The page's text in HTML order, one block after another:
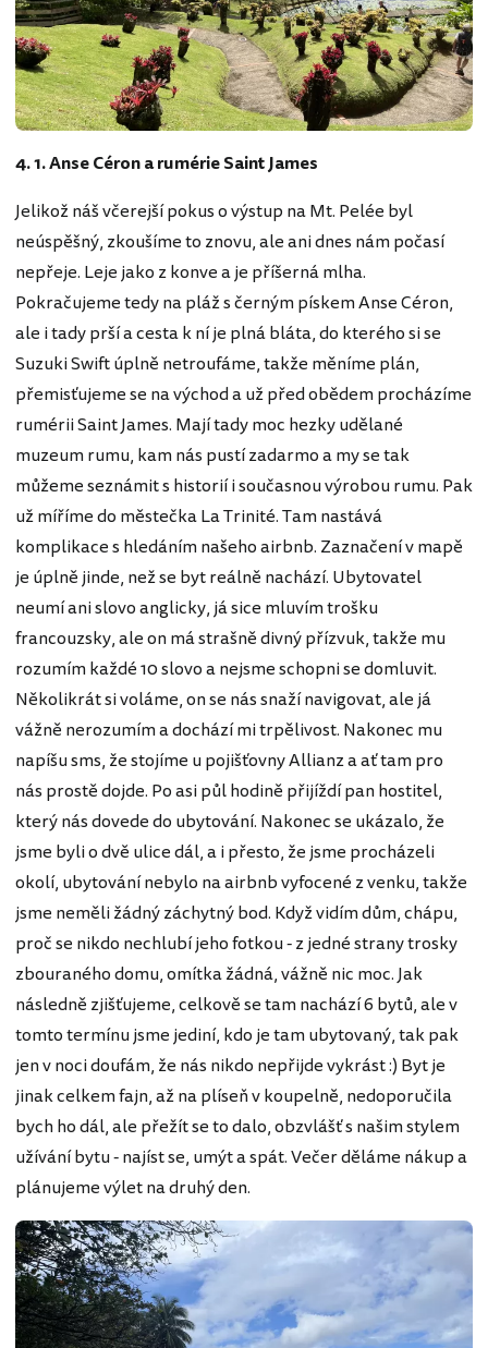
4. 1. Anse Céron a rumérie Saint James
Jelikož náš včerejší pokus o výstup na Mt. Pelée byl
neúspěšný, zkoušíme to znovu, ale ani dnes nám počasí
nepřeje. Leje jako z konve a je příšerná mlha.
Pokračujeme tedy na pláž s černým pískem Anse Céron,
ale i tady prší a cesta k ní je plná bláta, do kterého si se
Suzuki Swift úplně netroufáme, takže měníme plán,
přemisťujeme se na východ a už před obědem procházíme
rumérii Saint James. Mají tady moc hezky udělané
muzeum rumu, kam nás pustí zadarmo a my se tak
můžeme seznámit s historií i současnou výrobou rumu. Pak
už míříme do městečka La Trinité. Tam nastává
komplikace s hledáním našeho airbnb. Zaznačení v mapě
je úplně jinde, než se byt reálně nachází. Ubytovatel
neumí ani slovo anglicky, já sice mluvím trošku
francouzsky, ale on má strašně divný přízvuk, takže mu
rozumím každé 10 slovo a nejsme schopni se domluvit.
Několikrát si voláme, on se nás snaží navigovat, ale já
vážně nerozumím a dochází mi trpělivost. Nakonec mu
napíšu sms, že stojíme u pojišťovny Allianz a ať tam pro
nás prostě dojde. Po asi půl hodině přijíždí pan hostitel,
který nás dovede do ubytování. Nakonec se ukázalo, že
jsme byli o dvě ulice dál, a i přesto, že jsme procházeli
okolí, ubytování nebylo na airbnb vyfocené z venku, takže
jsme neměli žádný záchytný bod. Když vidím dům, chápu,
proč se nikdo nechlubí jeho fotkou - z jedné strany trosky
zbouraného domu, omítka žádná, vážně nic moc. Jak
následně zjišťujeme, celkově se tam nachází 6 bytů, ale v
tomto termínu jsme jediní, kdo je tam ubytovaný, tak pak
jen v noci doufám, že nás nikdo nepřijde vykrást :) Byt je
jinak celkem fajn, až na plíseň v koupelně, nedoporučila
bych ho dál, ale přežít se to dalo, obzvlášť s našim stylem
užívání bytu - najíst se, umýt a spát. Večer děláme nákup a
plánujeme výlet na druhý den.